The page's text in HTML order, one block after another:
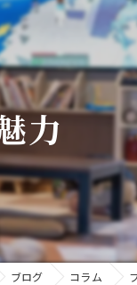
焼き鳥
宴会
子連れ
スポ
モツ鍋
力
ブログ コラム